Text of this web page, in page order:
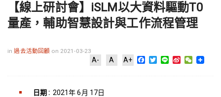
【線上研討會】iSLM以大資料驅動T0
量產，輔助智慧設計與工作流程管理
in過去活動回顧 on 2021-03-23
A- A A+ Facebook
Twitter
Line Sina WeChat
日期 : 2021年 6月 17日